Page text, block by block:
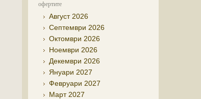
офертите
Август 2026
Септември 2026
Октомври 2026
Ноември 2026
Декември 2026
Януари 2027
Февруари 2027
Март 2027